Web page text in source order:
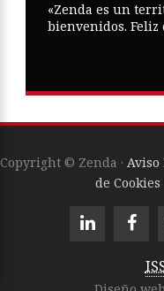
«Zenda es un
bienvenidos. Feliz
Copyright © Zenda · Aviso
de Cookies